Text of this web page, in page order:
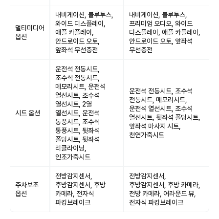
멀티미디어
옵션
내비게이션, 블루투스,
와이드 디스플레이,
애플 카플레이,
안드로이드 오토,
앞좌석 무선충전
내비게이션, 블루투스,
프리미엄 오디오, 와이드
디스플레이, 애플 카플레이,
안드로이드 오토, 앞좌석
무선충전
시트 옵션
운전석 전동시트,
조수석 전동시트,
메모리시트, 운전석
열선시트, 조수석
열선시트, 2열
열선시트, 운전석
통풍시트, 조수석
통풍시트, 뒷좌석
폴딩시트, 뒷좌석
리클라이닝,
인조가죽시트
운전석 전동시트, 조수석
전동시트, 메모리시트,
운전석 열선시트, 조수석
열선시트, 뒷좌석 폴딩시트,
앞좌석 마사지 시트,
천연가죽시트
주차보조
옵션
전방감지센서,
후방감지센서, 후방
카메라, 전자식
파킹브레이크
전방감지센서,
후방감지센서, 후방 카메라,
전방 카메라, 어라운드 뷰,
전자식 파킹브레이크